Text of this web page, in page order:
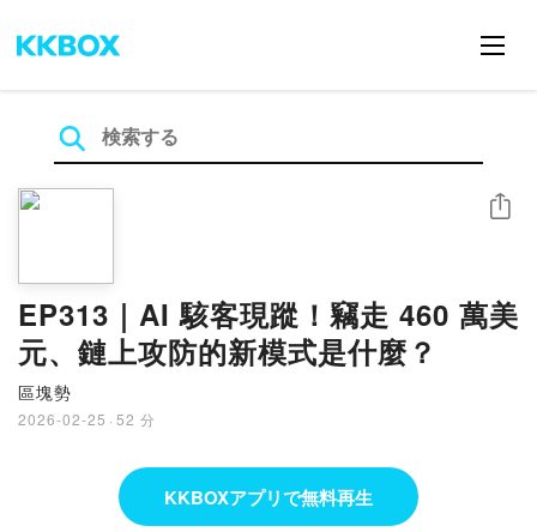
EP313｜AI 駭客現蹤！竊走 460 萬美
元、鏈上攻防的新模式是什麼？
區塊勢
2026-02-25 · 52 分
シェア
KKBOXアプリで無料再生